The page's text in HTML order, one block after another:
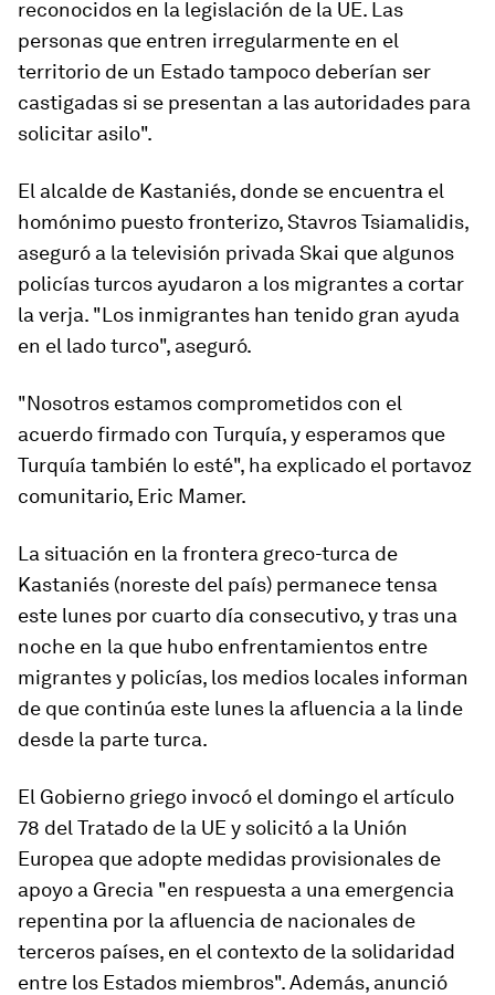
reconocidos en la legislación de la UE. Las
personas que entren irregularmente en el
territorio de un Estado tampoco deberían ser
castigadas si se presentan a las autoridades para
solicitar asilo".
El alcalde de Kastaniés, donde se encuentra el
homónimo puesto fronterizo, Stavros Tsiamalidis,
aseguró a la televisión privada Skai que algunos
policías turcos ayudaron a los migrantes a cortar
la verja. "Los inmigrantes han tenido gran ayuda
en el lado turco", aseguró.
"Nosotros estamos comprometidos con el
acuerdo firmado con Turquía, y esperamos que
Turquía también lo esté", ha explicado el portavoz
comunitario, Eric Mamer.
La situación en la frontera greco-turca de
Kastaniés (noreste del país) permanece tensa
este lunes por cuarto día consecutivo, y tras una
noche en la que hubo enfrentamientos entre
migrantes y policías, los medios locales informan
de que continúa este lunes la afluencia a la linde
desde la parte turca.
El Gobierno griego invocó el domingo el artículo
78 del Tratado de la UE y solicitó a la Unión
Europea que adopte medidas provisionales de
apoyo a Grecia "en respuesta a una emergencia
repentina por la afluencia de nacionales de
terceros países, en el contexto de la solidaridad
entre los Estados miembros". Además, anunció